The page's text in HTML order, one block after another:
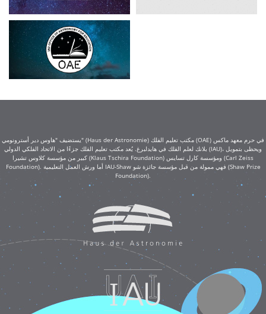
يستضيف "هاوس دير أسترونومي" (Haus der Astronomie) مكتب تعليم الفلك (OAE) في حرم معهد ماكس
بلانك لعلم الفلك في هايدلبرغ. يُعد مكتب تعليم الفلك جزءًا من الاتحاد الفلكي الدولي (IAU)، ويحظى بتمويل
كبير من مؤسسة كلاوس تشيرا (Klaus Tschira Foundation) ومؤسسة كارل تسايس (Carl Zeiss
Foundation). أما ورش العمل التعليمية IAU-Shaw فهي ممولة من قبل مؤسسة جائزة شو (Shaw Prize
Foundation).